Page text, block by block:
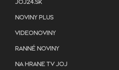
JOJ24.SK
NOVINY PLUS
VIDEONOVINY
RANNÉ NOVINY
NA HRANE TV JOJ